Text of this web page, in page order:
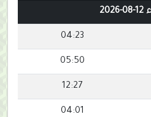
04:23
05:50
12:27
04:01